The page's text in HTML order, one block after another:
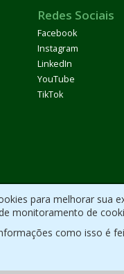
para melhorar sua
monitoramento de
como isso é
Redes Sociais
Facebook
Instagram
LinkedIn
YouTube
TikTok
Desenvolvido com CMS de